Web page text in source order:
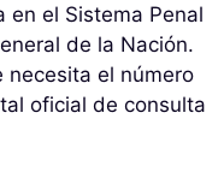
en el Sistema Penal
de la Nación.
necesita el número
oficial de consulta